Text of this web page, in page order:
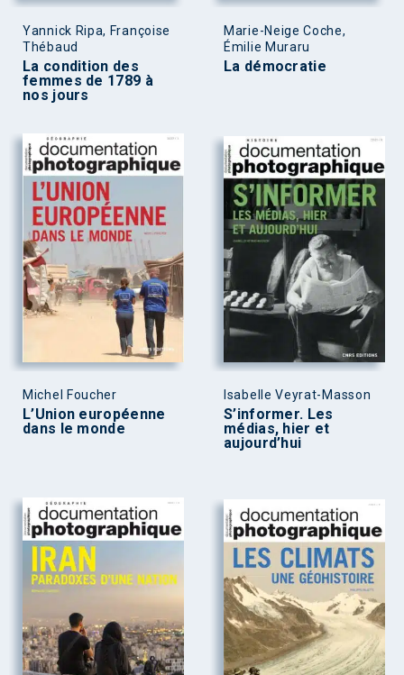
Yannick Ripa, Françoise
Thébaud
La condition des
femmes de 1789 à
nos jours
Marie-Neige Coche,
Émilie Muraru
La démocratie
Michel Foucher
L’Union européenne
dans le monde
Isabelle Veyrat-Masson
S’informer. Les
médias, hier et
aujourd’hui